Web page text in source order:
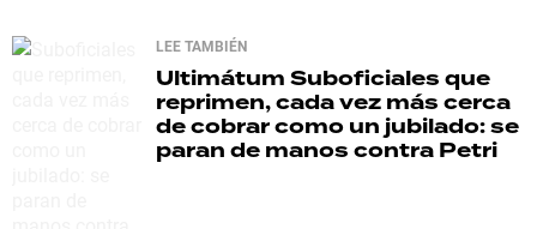
LEE TAMBIÉN
Ultimátum Suboficiales que
reprimen, cada vez más cerca
de cobrar como un jubilado: se
paran de manos contra Petri